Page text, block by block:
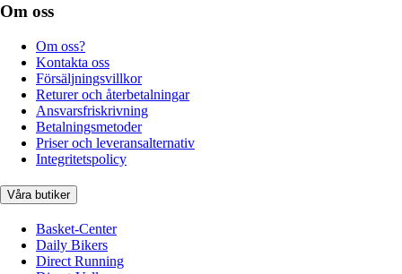
Om oss
Om oss?
Kontakta oss
Försäljningsvillkor
Returer och återbetalningar
Ansvarsfriskrivning
Betalningsmetoder
Priser och leveransalternativ
Integritetspolicy
Våra butiker
Basket-Center
Daily Bikers
Direct Running